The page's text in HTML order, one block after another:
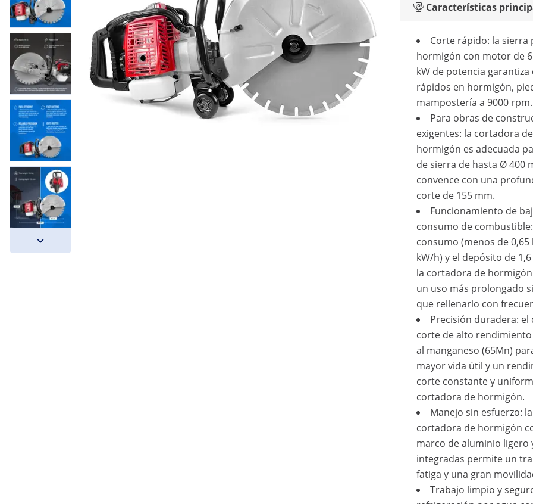
Características
Corte rápido: la sierra
hormigón con motor de
kW de potencia garantiza
rápidos en hormigón,
mampostería a 9000 rpm.
Para obras de
exigentes: la cortadora de
hormigón es adecuada
de sierra de hasta Ø 400
convence con una
corte de 155 mm.
Funcionamiento de
consumo de
consumo (menos de 0,65
kW/h) y el depósito de
la cortadora de
un uso más prolongado
que rellenarlo con
Precisión duradera: el
corte de alto
al manganeso (65Mn)
mayor vida útil y un
corte constante y
cortadora de hormigón.
Manejo sin esfuerzo: la
cortadora de hormigón
marco de aluminio ligero
integradas permite un
fatiga y una gran
Trabajo limpio y